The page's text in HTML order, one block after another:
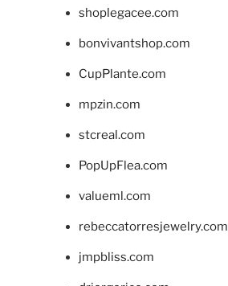
shoplegacee.com
bonvivantshop.com
CupPlante.com
mpzin.com
stcreal.com
PopUpFlea.com
valueml.com
rebeccatorresjewelry.com
jmpbliss.com